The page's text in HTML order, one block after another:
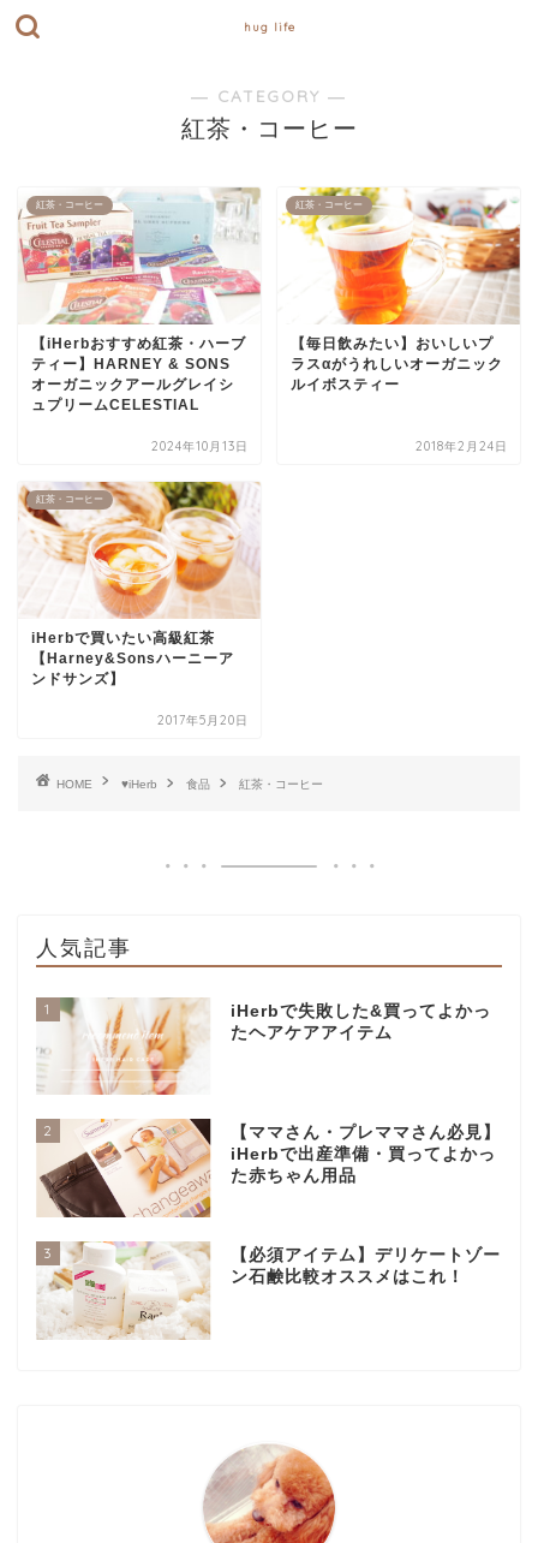
hug life
― CATEGORY ―
紅茶・コーヒー
紅茶・コーヒー
【iHerbおすすめ紅茶・ハーブ
ティー】HARNEY & SONS
オーガニックアールグレイシ
ュプリームCELESTIAL
2024年10月13日
紅茶・コーヒー
【毎日飲みたい】おいしいプ
ラスαがうれしいオーガニック
ルイボスティー
2018年2月24日
紅茶・コーヒー
iHerbで買いたい高級紅茶
【Harney&Sonsハーニーア
ンドサンズ】
2017年5月20日
HOME ♥iHerb 食品 紅茶・コーヒー
人気記事
1
iHerbで失敗した&買ってよかっ
たヘアケアアイテム
2
【ママさん・プレママさん必見】
iHerbで出産準備・買ってよかっ
た赤ちゃん用品
3
【必須アイテム】デリケートゾー
ン石鹸比較オススメはこれ！